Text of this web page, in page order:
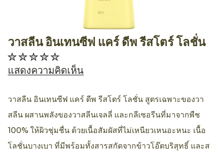
วาสลีน อินเทนซีฟ แคร์ ดีพ รีสโตร์ โลชั่น
ไม่มี
การ
คะแนน
product
นี้
แสดงความคิดเห็น
วาสลีน อินเทนซีฟ แคร์ ดีพ รีสโตร์ โลชั่น สูตรเฉพาะของวา
สลีน ผสานพลังของวาสลีนเจลลี่ และกลีเซอรีนที่มาจากพืช
100% ให้ผิวชุ่มชื่น ด้วยเนื้อสัมผัสที่ไม่เหนียวเหนอะหนะ เนื้อ
โลชั่นบางเบา ที่มีพร้อมทั้งสารสกัดจากข้าวโอ๊ตบริสุทธิ์ และส